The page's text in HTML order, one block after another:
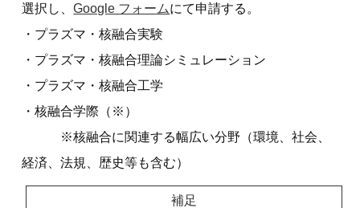
選択し、Google フォームにて申請する。
・プラズマ・核融合実験
・プラズマ・核融合理論シミュレーション
・プラズマ・核融合工学
・核融合学際（※）
※核融合に関連する幅広い分野（環境、社会、
経済、法規、歴史等も含む）
補足